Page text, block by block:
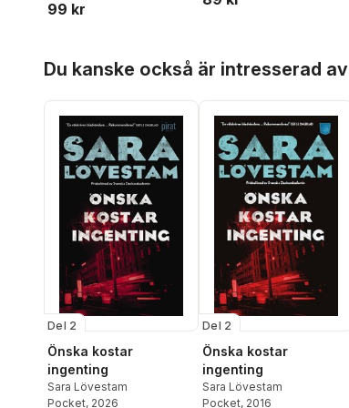
99 kr
Du kanske också är intresserad av
Del 2
Önska kostar
ingenting
Sara Lövestam
Pocket, 2026
Del 2
Önska kostar
ingenting
Sara Lövestam
Pocket, 2016